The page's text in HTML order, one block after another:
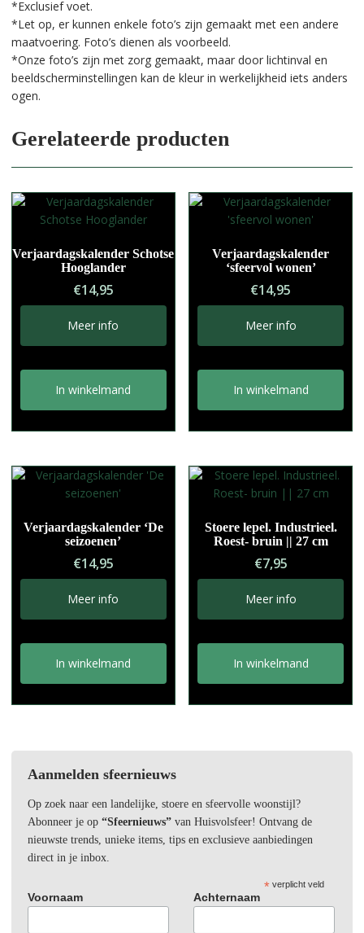
*Exclusief voet.
*Let op, er kunnen enkele foto’s zijn gemaakt met een andere
maatvoering. Foto’s dienen als voorbeeld.
*Onze foto’s zijn met zorg gemaakt, maar door lichtinval en
beeldscherminstellingen kan de kleur in werkelijkheid iets anders
ogen.
Gerelateerde producten
Verjaardagskalender Schotse
Hooglander
€14,95
Meer info
In winkelmand
Verjaardagskalender
‘sfeervol wonen’
€14,95
Meer info
In winkelmand
Verjaardagskalender ‘De
seizoenen’
€14,95
Meer info
In winkelmand
Stoere lepel. Industrieel.
Roest- bruin || 27 cm
€7,95
Meer info
In winkelmand
Aanmelden sfeernieuws
Op zoek naar een landelijke, stoere en sfeervolle woonstijl?
Abonneer je op “Sfeernieuws”van Huisvolsfeer! Ontvang de
nieuwste trends, unieke items, tips en exclusieve aanbiedingen
direct in je inbox.
*verplicht veld
Voornaam Achternaam